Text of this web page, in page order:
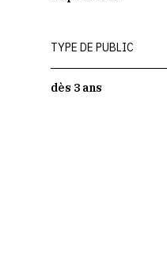
TYPE DE PUBLIC
dès 3 ans